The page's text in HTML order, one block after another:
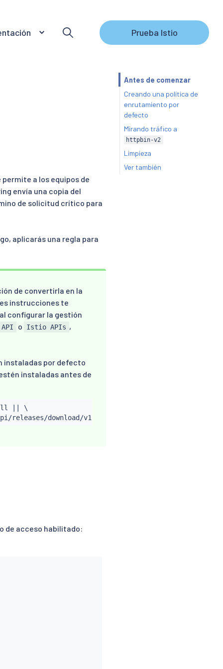
Prueba Istio
a los equipos de
envía una copia del
de solicitud crítico para
aplicarás una regla para
de convertirla en la
instrucciones te
configurar la gestión
o Istio APIs ,
instaladas por defecto
instaladas antes de
||
\
de acceso habilitado:
Antes de comenzar
Creando una política de
enrutamiento por
defecto
Mirando tráfico a
httpbin-v2
Limpieza
Ver también